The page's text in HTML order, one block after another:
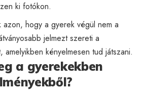
ki fotókon.
hogy a gyerek végül nem a
jelmezt szereti a
kényelmesen tud játszani.
a gyerekekben